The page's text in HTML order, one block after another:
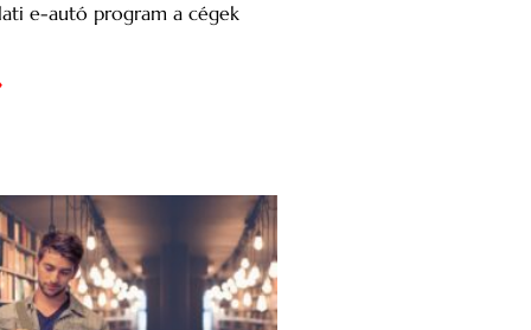
e-autó program a cégek